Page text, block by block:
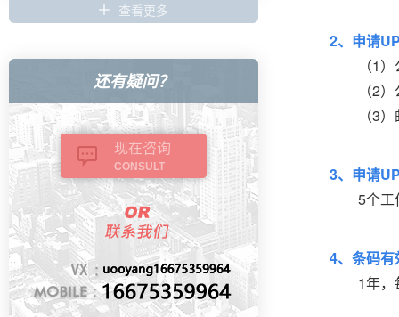
查看更多
还有疑问？
现在咨询
CONSULT
2、申请
（1）
（2）公
（3）
3、申请
5个工
4、条码有
1年，